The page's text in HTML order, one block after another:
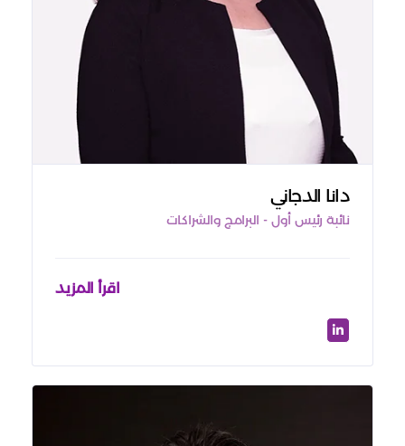
دانا الدجاني
نائبة رئيس أول - البرامج والشراكات
اقرأ المزيد